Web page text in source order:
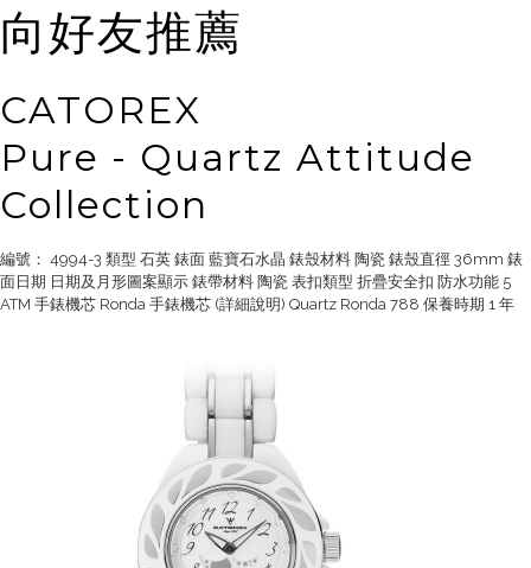
向好友推薦
CATOREX
Pure - Quartz Attitude
Collection
編號： 4994-3 類型 石英 錶面 藍寶石水晶 錶殼材料 陶瓷 錶殼直徑 36mm 錶
面日期 日期及月形圖案顯示 錶帶材料 陶瓷 表扣類型 折疊安全扣 防水功能 5
ATM 手錶機芯 Ronda 手錶機芯 (詳細說明) Quartz Ronda 788 保養時期 1 年